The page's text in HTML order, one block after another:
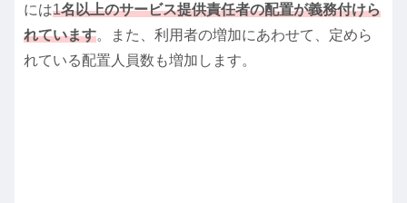
には1名以上のサービス提供責任者の配置が義務付けら
れています。また、利用者の増加にあわせて、定めら
れている配置人員数も増加します。